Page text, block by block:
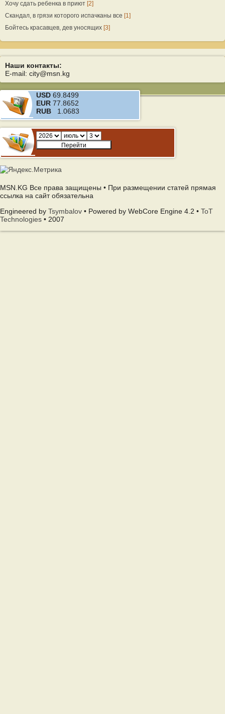
Хочу сдать ребенка в приют [2]
Скандал, в грязи которого испачканы все [1]
Бойтесь красавцев, дев уносящих [3]
Наши контакты:
E-mail: city@msn.kg
USD 69.8499
EUR 77.8652
RUB 1.0683
MSN.KG Все права защищены • При размещении статей прямая
ссылка на сайт обязательна
Engineered by Tsymbalov • Powered by WebCore Engine 4.2 • ToT
Technologies • 2007